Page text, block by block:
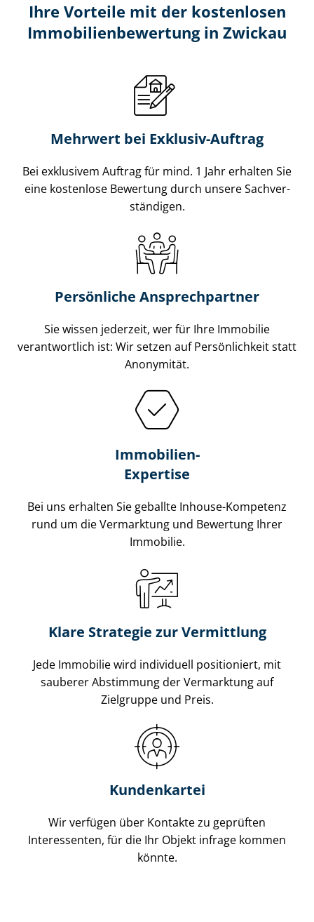
Ihre Vorteile mit der kostenlosen
Im­mo­bi­li­en­be­wer­tung in Zwickau
Mehrwert bei Exklusiv-Auftrag
Bei exklusivem Auftrag für mind. 1 Jahr erhalten Sie
eine kostenlose Bewertung durch unsere Sach­ver­
stän­di­gen.
Persönliche Ansprechpartner
Sie wissen jederzeit, wer für Ihre Immobilie
verantwortlich ist: Wir setzen auf Persönlichkeit statt
Anonymität.
Immobilien-
Expertise
Bei uns erhalten Sie geballte Inhouse-Kompetenz
rund um die Vermarktung und Bewertung Ihrer
Immobilie.
Klare Strategie zur Vermittlung
Jede Immobilie wird individuell positioniert, mit
sauberer Abstimmung der Vermarktung auf
Zielgruppe und Preis.
Kundenkartei
Wir verfügen über Kontakte zu geprüften
Interessenten, für die Ihr Objekt infrage kommen
könnte.